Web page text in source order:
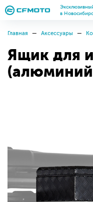
в
Главная Аксессуары
Ящик для